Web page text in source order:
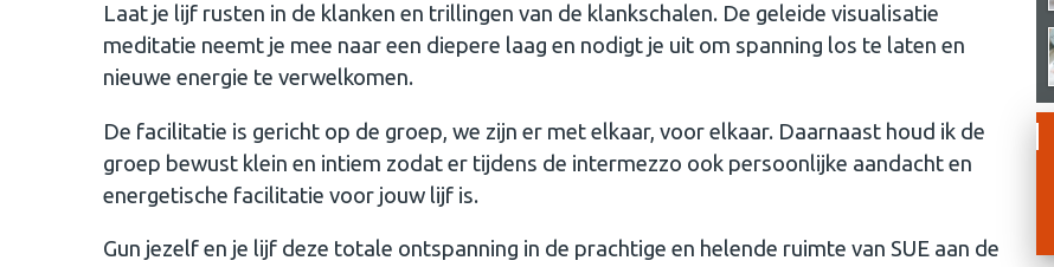
Laat je lijf rusten in de klanken en trillingen van de klankschalen. De geleide visualisatie
meditatie neemt je mee naar een diepere laag en nodigt je uit om spanning los te laten en
nieuwe energie te verwelkomen.
De facilitatie is gericht op de groep, we zijn er met elkaar, voor elkaar. Daarnaast houd ik de
groep bewust klein en intiem zodat er tijdens de intermezzo ook persoonlijke aandacht en
energetische facilitatie voor jouw lijf is.
Gun jezelf en je lijf deze totale ontspanning in de prachtige en helende ruimte van SUE aan de